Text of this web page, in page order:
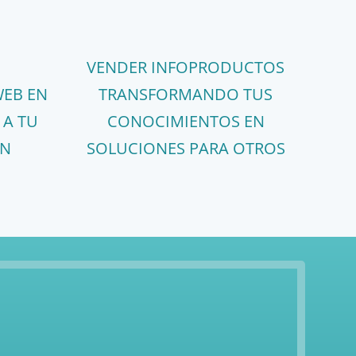
EN
TU
VENDER INFOPRODUCTOS
TRANSFORMANDO TUS
CONOCIMIENTOS EN
SOLUCIONES PARA OTROS